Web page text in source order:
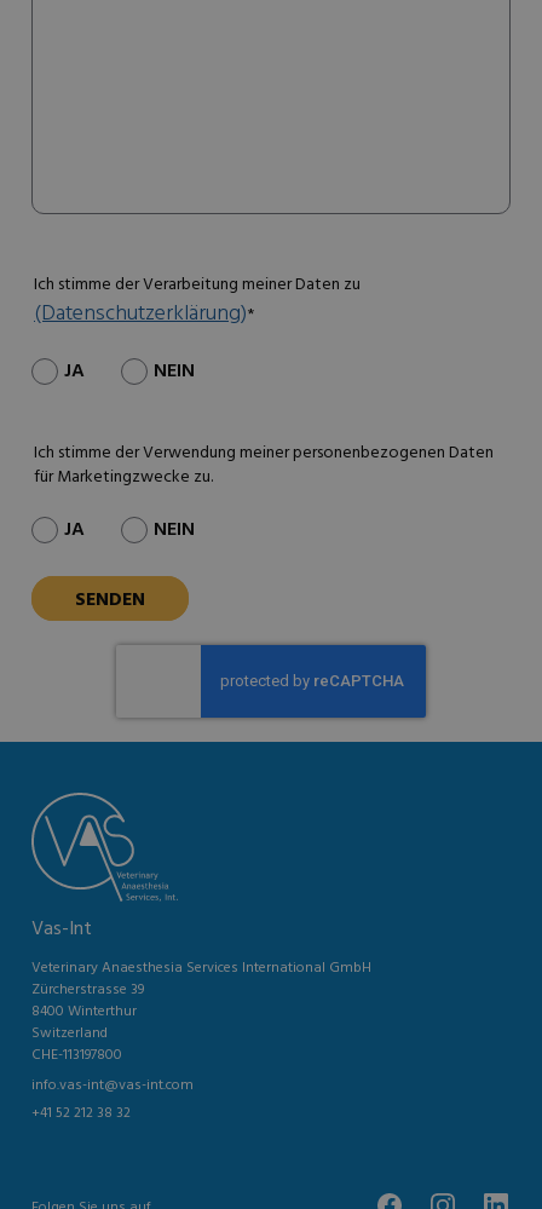
Ich stimme der Verarbeitung meiner Daten zu
(Datenschutzerklärung)*
JA NEIN
Ich stimme der Verwendung meiner personenbezogenen Daten
für Marketingzwecke zu.
JA NEIN
Vas-Int
Veterinary Anaesthesia Services International GmbH
Zürcherstrasse 39
8400 Winterthur
Switzerland
CHE-113197800
info.vas-int@vas-int.com
+41 52 212 38 32